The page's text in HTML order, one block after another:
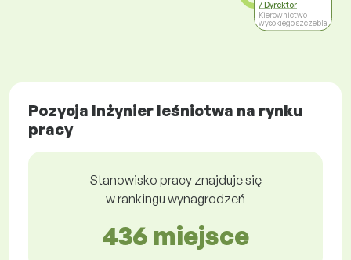
/ Dyrektor
Kierownictwo
wysokiego szczebla
Pozycja Inżynier leśnictwa na rynku
pracy
Stanowisko pracy znajduje się
w rankingu wynagrodzeń
436 miejsce